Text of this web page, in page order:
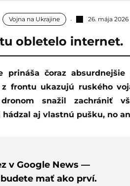
Vojna na Ukrajine 26. mája 2026
obletelo internet.
z frontu ukazujú ruského
dronom snažil zachrániť
aj vlastnú pušku, no
v Google News —
mať ako prví.